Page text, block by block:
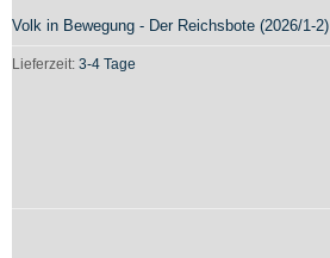
Volk in Bewegung - Der Reichsbote (2026/1-2)
Lieferzeit: 3-4 Tage